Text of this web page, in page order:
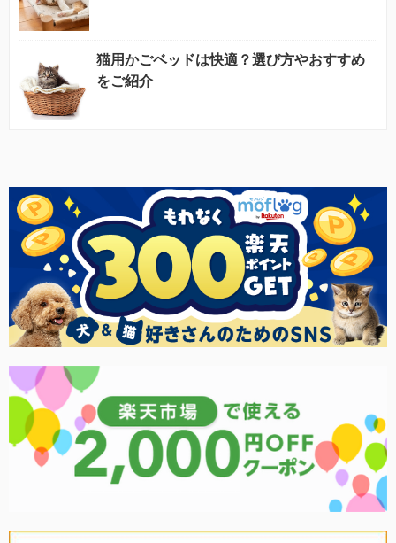
猫用かごベッドは快適？選び方やおすすめ
をご紹介